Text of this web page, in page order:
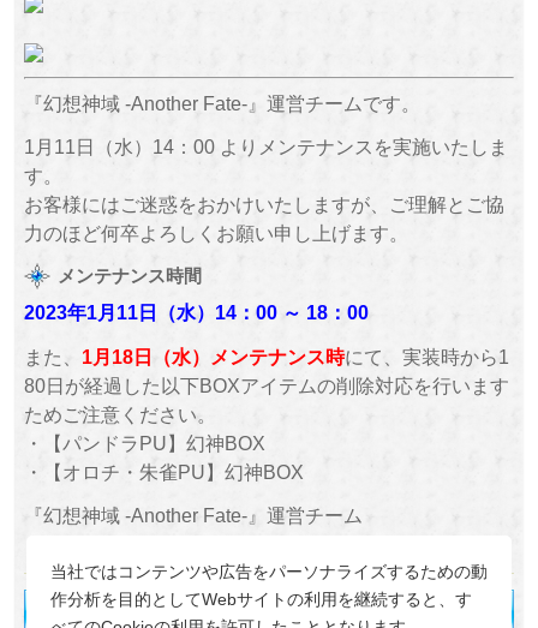
当社ではコンテンツや広告をパーソナライズするための動
作分析を目的としてWebサイトの利用を継続すると、す
『幻想神域 -Another Fate-』運営チームです。
1月11日（水）14：00 よりメンテナンスを実施いたしま
す。
お客様にはご迷惑をおかけいたしますが、ご理解とご協
力のほど何卒よろしくお願い申し上げます。
メンテナンス時間
2023年1月11日（水） 14：00 ～ 18：00
また、 1月18日（水）メンテナンス時にて、実装時から1
80日が経過した以下BOXアイテムの削除対応を行います
ためご注意ください。
・【パンドラPU】幻神BOX
・【オロチ・朱雀PU】幻神BOX
『幻想神域 -Another Fate-』運営チーム